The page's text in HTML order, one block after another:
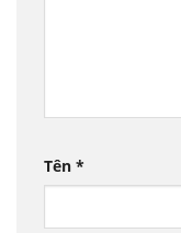
Tên *